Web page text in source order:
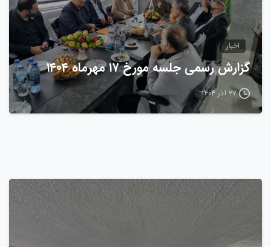
اخبار
گزارش رسمی جلسه مورخ ۱۷ مهرماه ۱۴۰۴
۲۷ آذر ۱۴۰۴
0